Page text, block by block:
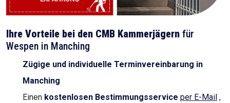
Ihre Vorteile bei den CMB Kammerjägern für
Wespen in Manching
Zügige und individuelle Terminvereinbarung in
Manching
Einen kostenlosen Bestimmungsservice per E-Mail ,